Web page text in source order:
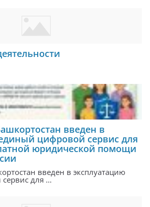
введен в
цифровой сервис для
юридической помощи
введен в эксплуатацию
для …